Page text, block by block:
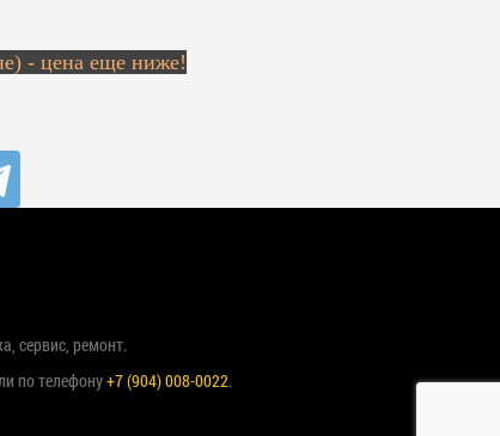
- цена еще ниже!
сервис, ремонт.
по телефону+7 (904) 008-0022.